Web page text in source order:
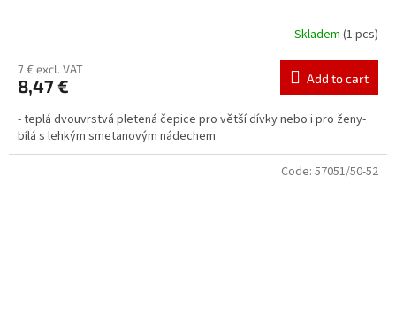
Skladem (1 pcs)
7 € excl. VAT
8,47 € Add to cart
- teplá dvouvrstvá pletená čepice pro větší dívky nebo i pro ženy-
bílá s lehkým smetanovým nádechem
Code: 57051/50-52